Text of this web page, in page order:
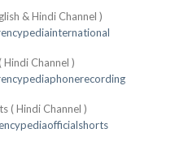
& Hindi Channel )
Channel )
( Hindi Channel )